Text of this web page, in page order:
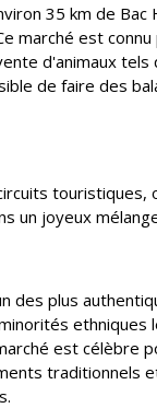
35 km de Bac
marché est
d'animaux tels
de faire des
un joyeux
des plus
ethniques
est célèbre
traditionnels